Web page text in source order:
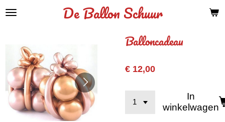
Ga
hoofdinhoud
De Ballon Schuur
Balloncadeau
€ 12,00
In
winkelwagen